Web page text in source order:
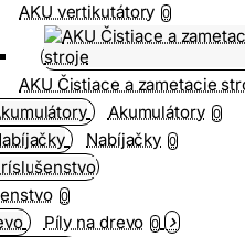
AKU vertikutátory 0
AKU Čistiace a zametacie
Akumulátory 0
Nabíjačky 0
0
Píly na drevo 0